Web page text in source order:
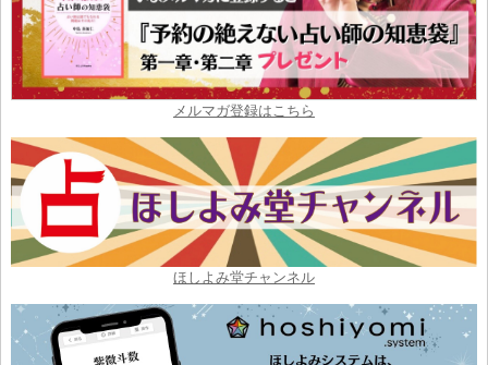
メルマガ登録はこちら
ほしよみ堂チャンネル